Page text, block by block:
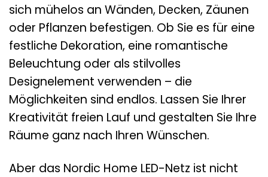
sich mühelos an Wänden, Decken, Zäunen
oder Pflanzen befestigen. Ob Sie es für eine
festliche Dekoration, eine romantische
Beleuchtung oder als stilvolles
Designelement verwenden – die
Möglichkeiten sind endlos. Lassen Sie Ihrer
Kreativität freien Lauf und gestalten Sie Ihre
Räume ganz nach Ihren Wünschen.
Aber das Nordic Home LED-Netz ist nicht